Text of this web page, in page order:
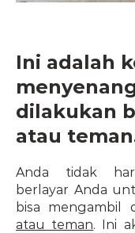
Ini adalah
dilakukan
atau
Anda tidak
berlayar Anda
bisa mengambil
atau teman. Ini